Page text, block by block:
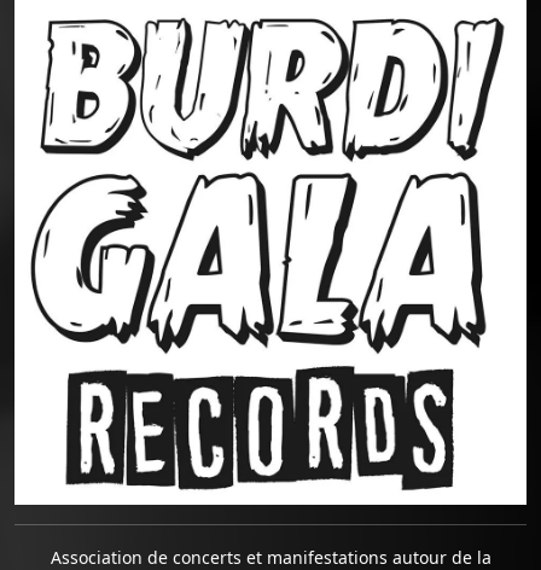
Association de concerts et manifestations autour de la